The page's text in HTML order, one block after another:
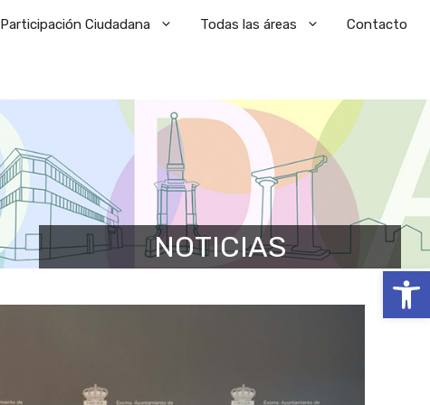
Abrir
Participación Ciudadana Todas las áreas Contacto
NOTICIAS